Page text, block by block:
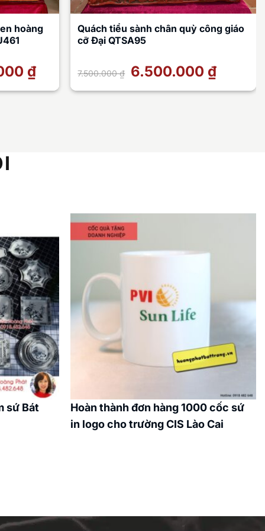
hoàng
₫Giá
hiện
là:
Quách tiểu sành chân quỳ công giáo
cỡ Đại QTSA95
7.500.000₫
Giá
gốc
7.500.000 ₫.
6.500.000 ₫Giá
là:
sứ Bát
Hoàn thành đơn hàng 1000 cốc sứ
in logo cho trường CIS Lào Cai